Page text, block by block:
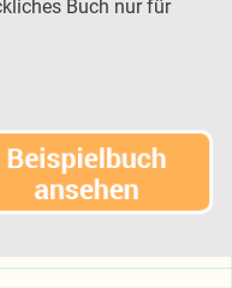
Buch nur für